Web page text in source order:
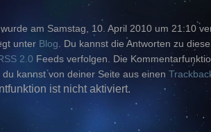
am Samstag, 10. April 2010 um 21:10
unter Blog. Du kannst die Antworten zu
2.0 Feeds verfolgen. Die
kannst von deiner Seite aus einen
ist nicht aktiviert.